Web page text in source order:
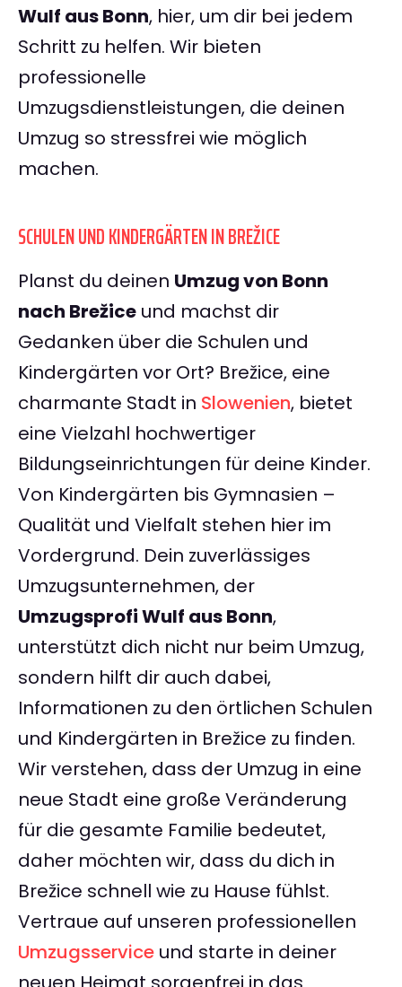
Wulf aus Bonn, hier, um dir bei jedem
Schritt zu helfen. Wir bieten
professionelle
Umzugsdienstleistungen, die deinen
Umzug so stressfrei wie möglich
machen.
SCHULEN UND KINDERGÄRTEN IN BREŽICE
Planst du deinen Umzug von Bonn
nach Brežice und machst dir
Gedanken über die Schulen und
Kindergärten vor Ort? Brežice, eine
charmante Stadt in Slowenien, bietet
eine Vielzahl hochwertiger
Bildungseinrichtungen für deine Kinder.
Von Kindergärten bis Gymnasien –
Qualität und Vielfalt stehen hier im
Vordergrund. Dein zuverlässiges
Umzugsunternehmen, der
Umzugsprofi Wulf aus Bonn,
unterstützt dich nicht nur beim Umzug,
sondern hilft dir auch dabei,
Informationen zu den örtlichen Schulen
und Kindergärten in Brežice zu finden.
Wir verstehen, dass der Umzug in eine
neue Stadt eine große Veränderung
für die gesamte Familie bedeutet,
daher möchten wir, dass du dich in
Brežice schnell wie zu Hause fühlst.
Vertraue auf unseren professionellen
Umzugsservice und starte in deiner